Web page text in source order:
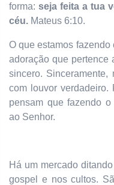
forma: seja feita a tua
céu. Mateus 6:10.
O que estamos
adoração que pertence
sincero. Sinceramente,
com louvor verdadeiro.
pensam que fazendo
ao Senhor.
Há um mercado
gospel e nos cultos.